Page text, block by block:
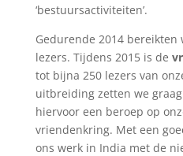
‘bestuursactiviteiten’.
Gedurende 2014
lezers. Tijdens 2015 is de
tot bijna 250 lezers van
uitbreiding zetten we
hiervoor een beroep op
vriendenkring. Met een
ons werk in India met de